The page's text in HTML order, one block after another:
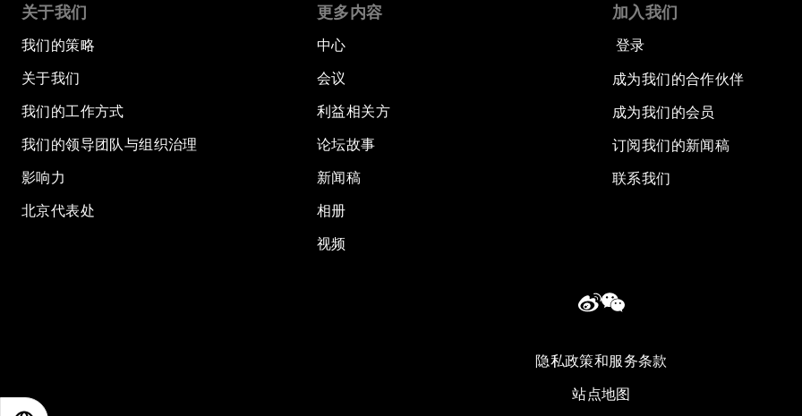
关于我们
我们的策略
关于我们
我们的工作方式
我们的领导团队与组织治理
影响力
北京代表处
更多内容
中心
会议
利益相关方
论坛故事
新闻稿
相册
视频
加入我们
登录
成为我们的合作伙伴
成为我们的会员
订阅我们的新闻稿
联系我们
隐私政策和服务条款
站点地图